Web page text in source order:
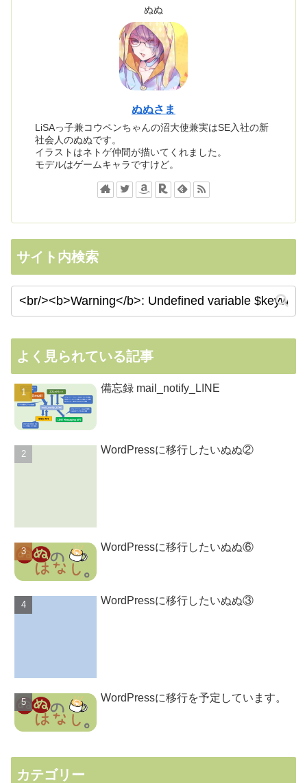
ぬぬ
ぬぬさま
LiSAっ子兼コウペンちゃんの沼大使兼実はSE入社の新
社会人のぬぬです。
イラストはネトゲ仲間が描いてくれました。
モデルはゲームキャラですけど。
サイト内検索
よく見られている記事
備忘録 mail_notify_LINE
WordPressに移行したいぬぬ②
WordPressに移行したいぬぬ⑥
WordPressに移行したいぬぬ③
WordPressに移行を予定しています。
カテゴリー